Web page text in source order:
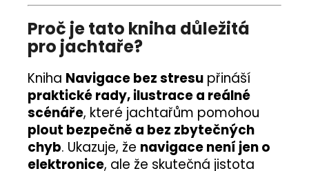
Proč je tato kniha důležitá
pro jachtaře?
Kniha Navigace bez stresu přináší
praktické rady, ilustrace a reálné
scénáře, které jachtařům pomohou
plout bezpečně a bez zbytečných
chyb. Ukazuje, že navigace není jen o
elektronice, ale že skutečná jistota